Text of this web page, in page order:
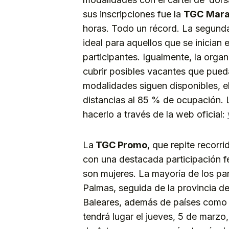
sus inscripciones fue la TGC
horas. Todo un récord. La
ideal para aquellos que se inician
participantes. Igualmente, la
cubrir posibles vacantes que
modalidades siguen disponibles,
distancias al 85 % de ocupación.
hacerlo a través de la web oficial:
La TGC Promo, que repite
con una destacada participación
son mujeres. La mayoría de los
Palmas, seguida de la provincia
Baleares, además de países
tendrá lugar el jueves, 5 de